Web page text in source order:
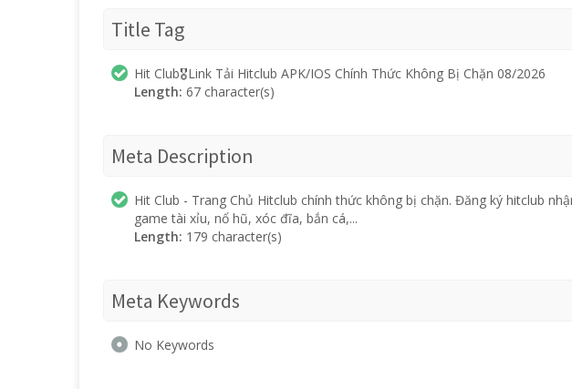
Title Tag
Hit Club🎖️Link Tải Hitclub APK/IOS Chính Thức Không Bị Chặn 08/2026
Length: 67 character(s)
Meta Description
Hit Club - Trang Chủ Hitclub chính thức không bị chặn. Đăng ký hitclub
game tài xỉu, nổ hũ, xóc đĩa, bắn cá,...
Length: 179 character(s)
Meta Keywords
No Keywords